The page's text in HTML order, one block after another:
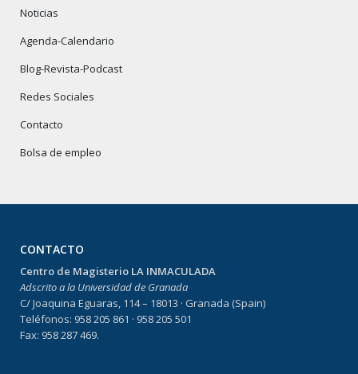
Noticias
Agenda-Calendario
Blog-Revista-Podcast
Redes Sociales
Contacto
Bolsa de empleo
CONTACTO
Centro de Magisterio LA INMACULADA
Adscrito a la Universidad de Granada
C/ Joaquina Eguaras, 114 – 18013 · Granada (Spain)
Teléfonos: 958 205 861 · 958 205 501
Fax: 958 287 469.